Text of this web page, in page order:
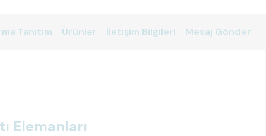
Tanıtım Ürünler İletişim Bilgileri Mesaj Gönder
Elemanları